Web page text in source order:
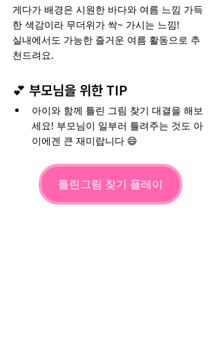
게다가 배경은 시원한 바다와 여름 느낌 가득
한 색감이라 무더위가 싹~ 가시는 느낌!
실내에서도 가능한 즐거운 여름 활동으로 추
천드려요.
💕 부모님을 위한 TIP
아이와 함께 틀린 그림 찾기 대결을 해보
세요! 부모님이 일부러 틀려주는 것도 아
이에겐 큰 재미랍니다 😄
틀린그림 찾기 플레이